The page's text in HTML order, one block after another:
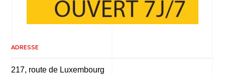
ADRESSE
217, route de Luxembourg